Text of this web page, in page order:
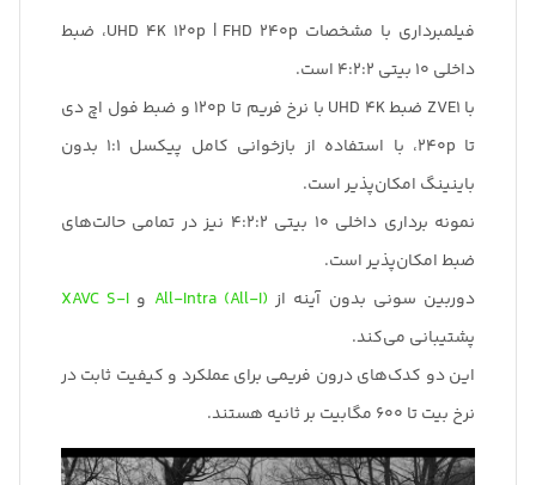
فیلمبرداری با مشخصات UHD 4K 120p | FHD 240p، ضبط
داخلی 10 بیتی 4:2:2 است.
با ZVE1 ضبط UHD 4K با نرخ فریم تا 120p و ضبط فول اچ دی
تا 240p، با استفاده از بازخوانی کامل پیکسل 1:1 بدون
باینینگ امکان‌پذیر است.
نمونه برداری داخلی 10 بیتی 4:2:2 نیز در تمامی حالت‌های
ضبط امکان‌پذیر است.
دوربین سونی بدون آینه از All-Intra (All-I) وXAVC S-I
پشتیبانی می‌کند.
این دو کدک‌های درون فریمی برای عملکرد و کیفیت ثابت در
نرخ بیت تا 600 مگابیت بر ثانیه هستند.